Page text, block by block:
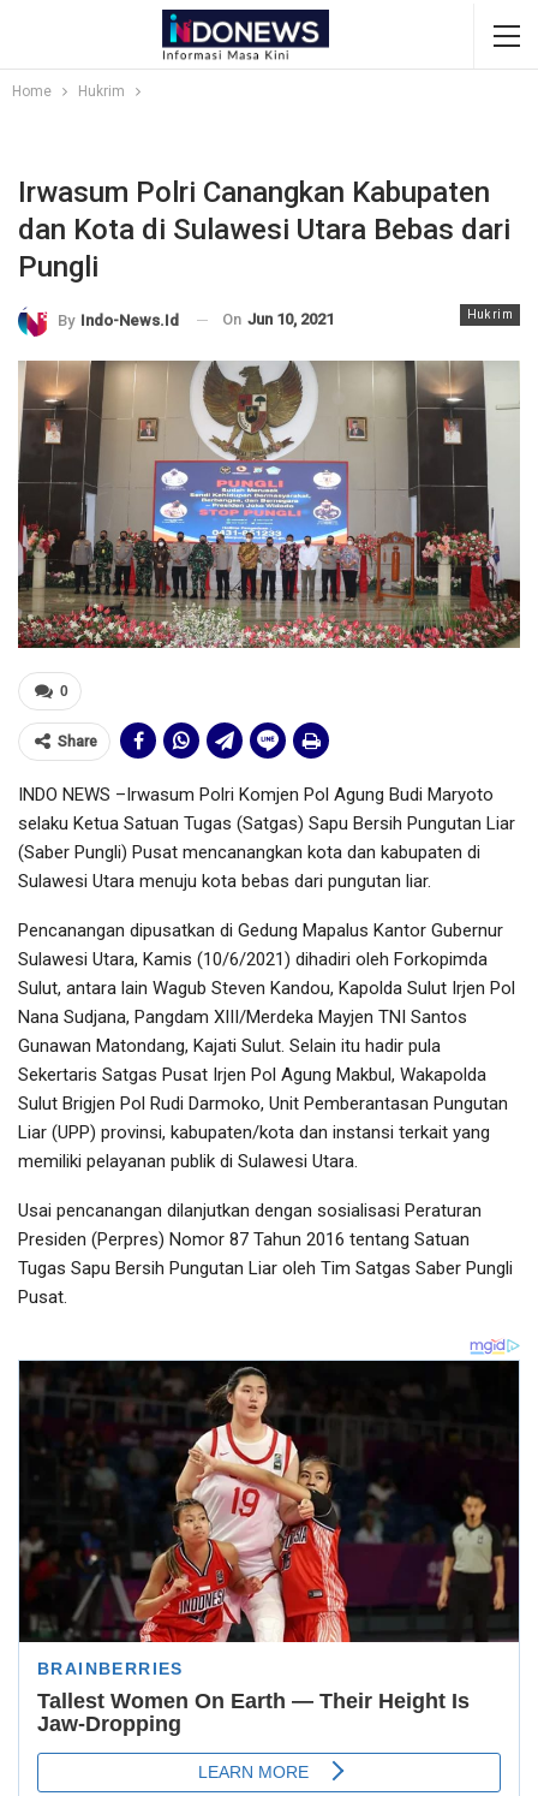
Home Hukrim
Irwasum Polri Canangkan Kabupaten
dan Kota di Sulawesi Utara Bebas dari
Pungli
Hukrim
By Indo-News.id On Jun 10, 2021
0
Share
INDO NEWS –Irwasum Polri Komjen Pol Agung Budi Maryoto
selaku Ketua Satuan Tugas (Satgas) Sapu Bersih Pungutan Liar
(Saber Pungli) Pusat mencanangkan kota dan kabupaten di
Sulawesi Utara menuju kota bebas dari pungutan liar.
Pencanangan dipusatkan di Gedung Mapalus Kantor Gubernur
Sulawesi Utara, Kamis (10/6/2021) dihadiri oleh Forkopimda
Sulut, antara lain Wagub Steven Kandou, Kapolda Sulut Irjen Pol
Nana Sudjana, Pangdam XIII/Merdeka Mayjen TNI Santos
Gunawan Matondang, Kajati Sulut. Selain itu hadir pula
Sekertaris Satgas Pusat Irjen Pol Agung Makbul, Wakapolda
Sulut Brigjen Pol Rudi Darmoko, Unit Pemberantasan Pungutan
Liar (UPP) provinsi, kabupaten/kota dan instansi terkait yang
memiliki pelayanan publik di Sulawesi Utara.
Usai pencanangan dilanjutkan dengan sosialisasi Peraturan
Presiden (Perpres) Nomor 87 Tahun 2016 tentang Satuan
Tugas Sapu Bersih Pungutan Liar oleh Tim Satgas Saber Pungli
Pusat.